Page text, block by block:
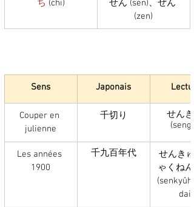
ち (chi)
せん (sen)、ぜん
(zen)
Sens Japonais
Couper en
julienne
千切り
せんぎ
Les années
1900
千九百年代
せんきゅ
ゃくね
dai)